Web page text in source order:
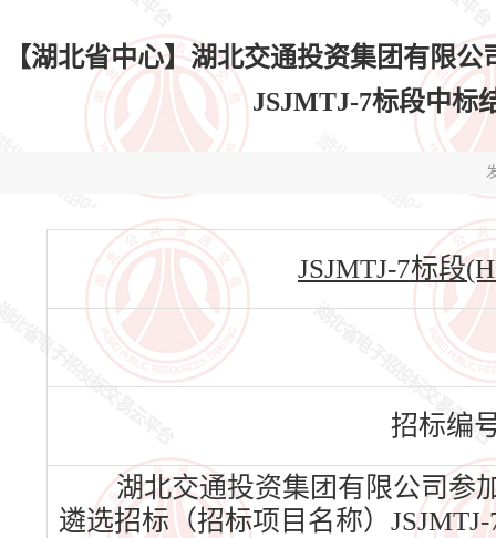
【湖北省中心】湖北交通投资集团有限
JSJMTJ-7标段中标
JSJMTJ-7标段
招标编
湖北交通投资集团有限公司参
遴选招标（招标项目名称）